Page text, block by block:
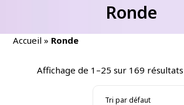
Ronde
Accueil » Ronde
Affichage de 1–25 sur 169 résultats